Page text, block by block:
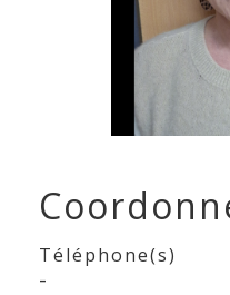
Téléphone(s)
-